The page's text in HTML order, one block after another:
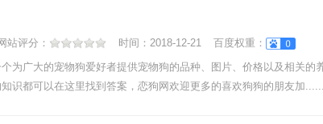
站评分： 时间： 2018-12-21
百度权重：
为广大的宠物狗爱好者提供宠物狗的品种、图片、价格以及相关的
识都可以在这里找到答案，恋狗网欢迎更多的喜欢狗狗的朋友加......